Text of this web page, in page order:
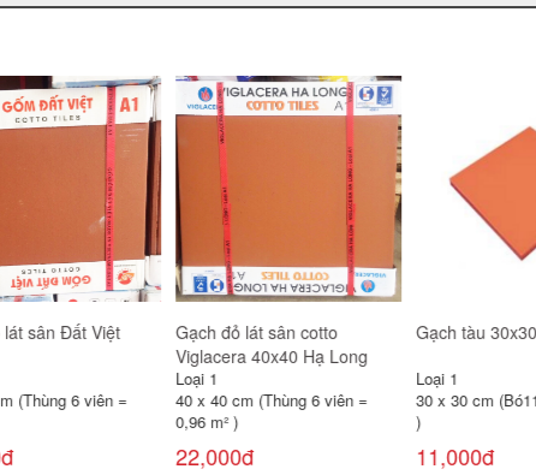
cotto
6 viên =
Gạch tàu 30x30
30 x 30 cm (Bó11 viên = 0,99m²
11,000đ
Gạch lát sân cotto
40 x 40 cm (Thùng 6
0,96 m² )
126,000đ